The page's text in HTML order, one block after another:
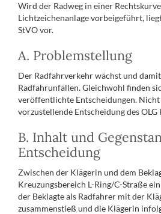
Wird der Radweg in einer
Lichtzeichenanlage vorbeigeführt,
StVO vor.
A. Problemstellung
Der Radfahrverkehr wächst und
Radfahrunfällen. Gleichwohl finden
veröffentlichte Entscheidungen.
vorzustellende Entscheidung des
B. Inhalt und
Entscheidung
Zwischen der Klägerin und dem
Kreuzungsbereich L-Ring/C-Straße
der Beklagte als Radfahrer mit der
zusammenstieß und die Klägerin